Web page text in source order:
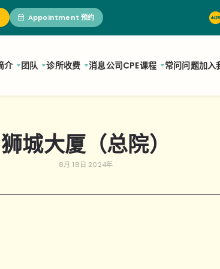
Appointment 预约
介 团队 诊所收费 消息公司CPE课程 常问问题加入
狮城大厦（总院）
8月 18日 2024年